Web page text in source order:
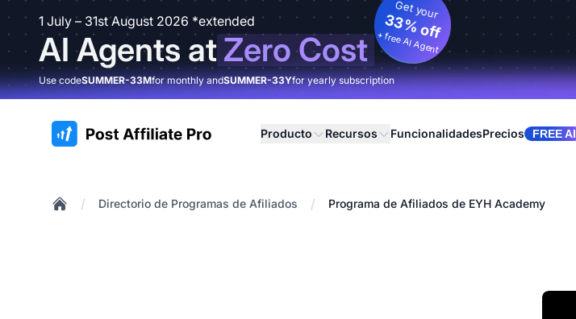
1 July – 31st August 2026 *extended
AI Agents atZero Cost
Get your
33% off
+ free AI Agent
Use codeSUMMER-33Mfor monthly andSUMMER-33Yfor yearly subscription
:site.title Producto Recursos FuncionalidadesPrecios FREE AI
/ Directorio de Programas de Afiliados / Programa de Afiliados de EYH Academy